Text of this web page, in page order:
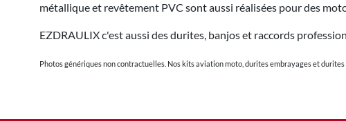
métallique et revêtement PVC sont aussi réalisées pour des
EZDRAULIX c'est aussi des durites, banjos et raccords
Photos génériques non contractuelles. Nos kits aviation moto, durites embrayages et